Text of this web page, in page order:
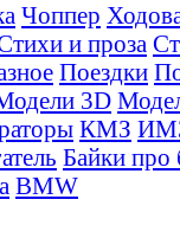
Чоппер
и проза
Поездки
3D
КМЗ
Байки про
BMW